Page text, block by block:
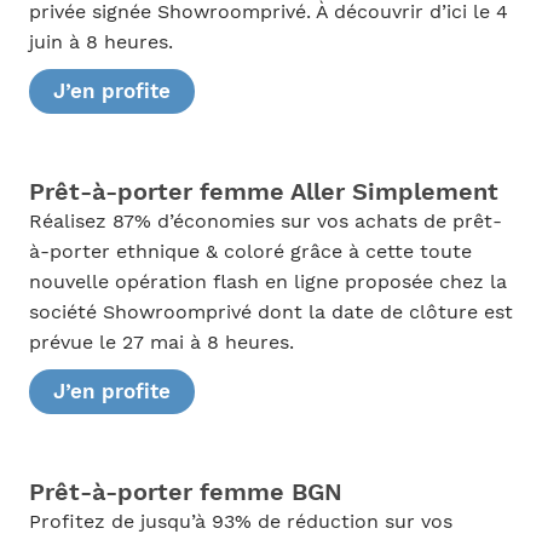
privée signée Showroomprivé. À découvrir d’ici le 4
juin à 8 heures.
J’en profite
Prêt-à-porter femme Aller Simplement
Réalisez 87% d’économies sur vos achats de prêt-
à-porter ethnique & coloré grâce à cette toute
nouvelle opération flash en ligne proposée chez la
société Showroomprivé dont la date de clôture est
prévue le 27 mai à 8 heures.
J’en profite
Prêt-à-porter femme BGN
Profitez de jusqu’à 93% de réduction sur vos